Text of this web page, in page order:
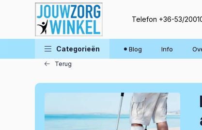
Telefon +36-53/
Categorieën Blog Info
Terug